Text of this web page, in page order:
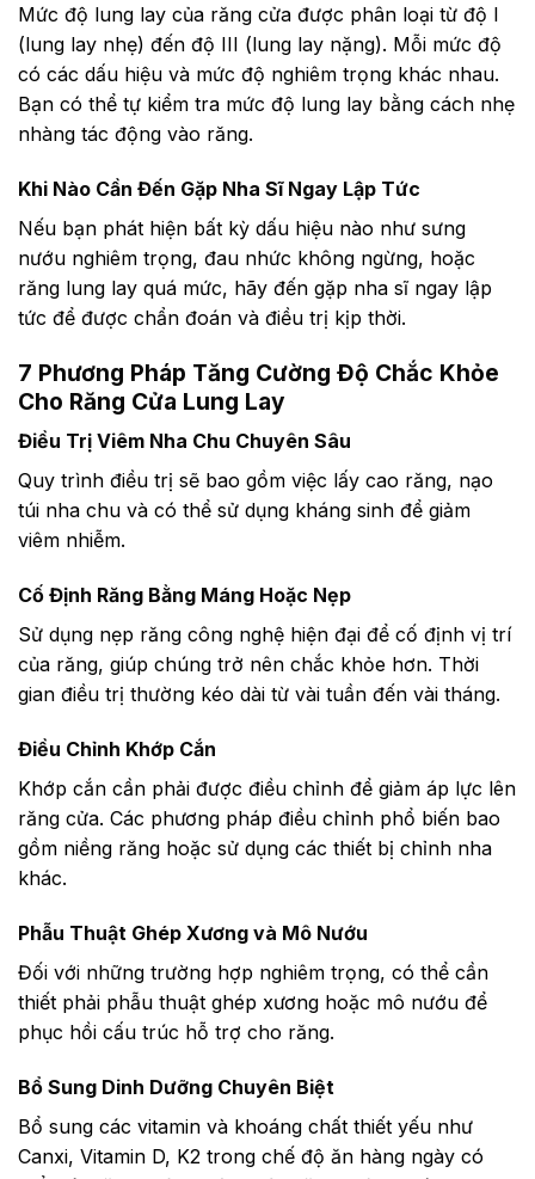
Mức độ lung lay của răng cửa được phân loại từ độ I
(lung lay nhẹ) đến độ III (lung lay nặng). Mỗi mức độ
có các dấu hiệu và mức độ nghiêm trọng khác nhau.
Bạn có thể tự kiểm tra mức độ lung lay bằng cách nhẹ
nhàng tác động vào răng.
Khi Nào Cần Đến Gặp Nha Sĩ Ngay Lập Tức
Nếu bạn phát hiện bất kỳ dấu hiệu nào như sưng
nướu nghiêm trọng, đau nhức không ngừng, hoặc
răng lung lay quá mức, hãy đến gặp nha sĩ ngay lập
tức để được chẩn đoán và điều trị kịp thời.
7 Phương Pháp Tăng Cường Độ Chắc Khỏe
Cho Răng Cửa Lung Lay
Điều Trị Viêm Nha Chu Chuyên Sâu
Quy trình điều trị sẽ bao gồm việc lấy cao răng, nạo
túi nha chu và có thể sử dụng kháng sinh để giảm
viêm nhiễm.
Cố Định Răng Bằng Máng Hoặc Nẹp
Sử dụng nẹp răng công nghệ hiện đại để cố định vị trí
của răng, giúp chúng trở nên chắc khỏe hơn. Thời
gian điều trị thường kéo dài từ vài tuần đến vài tháng.
Điều Chỉnh Khớp Cắn
Khớp cắn cần phải được điều chỉnh để giảm áp lực lên
răng cửa. Các phương pháp điều chỉnh phổ biến bao
gồm niềng răng hoặc sử dụng các thiết bị chỉnh nha
khác.
Phẫu Thuật Ghép Xương và Mô Nướu
Đối với những trường hợp nghiêm trọng, có thể cần
thiết phải phẫu thuật ghép xương hoặc mô nướu để
phục hồi cấu trúc hỗ trợ cho răng.
Bổ Sung Dinh Dưỡng Chuyên Biệt
Bổ sung các vitamin và khoáng chất thiết yếu như
Canxi, Vitamin D, K2 trong chế độ ăn hàng ngày có